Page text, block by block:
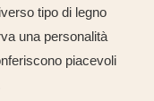
tipo di legno
una personalità
piacevoli